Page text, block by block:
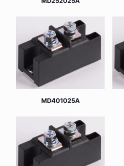
MD401025A